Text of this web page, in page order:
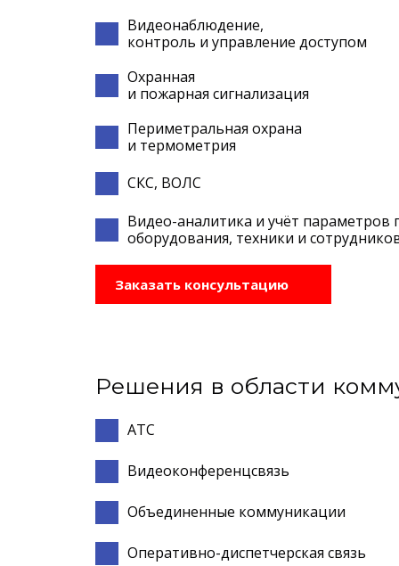
Видеонаблюдение,
контроль и управление доступом
Охранная
и пожарная сигнализация
Периметральная охрана
и термометрия
СКС, ВОЛС
Видео-аналитика и учёт параметров
оборудования, техники и
Заказать консультацию
Решения в области
АТС
Видеоконференцсвязь
Объединенные коммуникации
Оперативно-диспетчерская связь